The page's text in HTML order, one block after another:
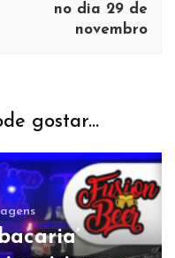
no dia 29 de
novembro
gostar...